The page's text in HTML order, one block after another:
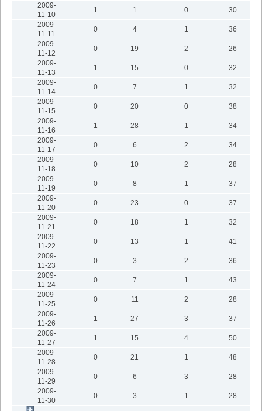
2009-
11-10
1 1 0
30
2009-
11-11
0 4 1
36
2009-
11-12
0 19 2
26
2009-
11-13
1 15 0
32
2009-
11-14
0 7 1
32
2009-
11-15
0 20 0
38
2009-
11-16
1 28 1
34
2009-
11-17
0 6 2
34
2009-
11-18
0 10 2
28
2009-
11-19
0 8 1
37
2009-
11-20
0 23 0
37
2009-
11-21
0 18 1
32
2009-
11-22
0 13 1
41
2009-
11-23
0 3 2
36
2009-
11-24
0 7 1
43
2009-
11-25
0 11 2
28
2009-
11-26
1 27 3
37
2009-
11-27
1 15 4
50
2009-
11-28
0 21 1
48
2009-
11-29
0 6 3
28
2009-
11-30
0 3 1 28